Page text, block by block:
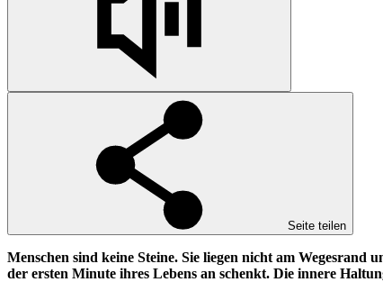
Seite teilen
Menschen sind keine Steine. Sie liegen nicht am Wegesrand
der ersten Minute ihres Lebens an schenkt. Die innere